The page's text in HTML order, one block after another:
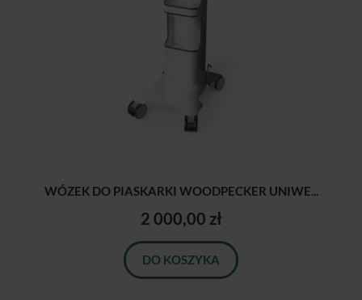
WÓZEK DO PIASKARKI WOODPECKER UNIWE...
2 000,00 zł
DO KOSZYKA